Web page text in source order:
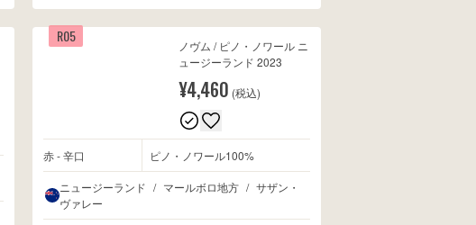
R05
ノヴム / ピノ・ノワール ニ
ュージーランド 2023
¥4,460 (税込)
赤 - 辛口 ピノ・ノワール100%
ニュージーランド / マールボロ地方 / サザン・
ヴァレー